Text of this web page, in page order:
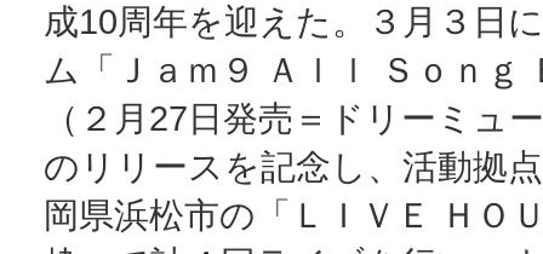
成10周年を迎えた。３月３日
ム「Ｊａｍ９ Ａｌｌ Ｓｏｎｇ
（２月27日発売＝ドリーミュ
のリリースを記念し、活動拠点
岡県浜松市の「ＬＩＶＥ ＨＯ